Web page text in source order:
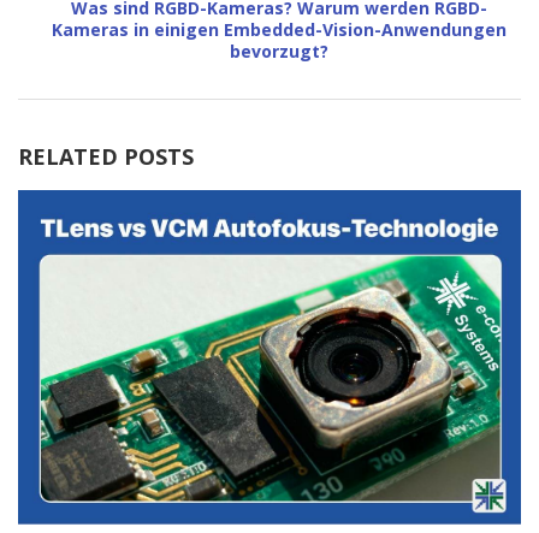
Was sind RGBD-Kameras? Warum werden RGBD-
Kameras in einigen Embedded-Vision-Anwendungen
bevorzugt?
RELATED POSTS